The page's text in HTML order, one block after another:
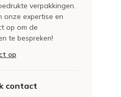
verpakkingen.
onze expertise en
op om de
te bespreken!
op
contact